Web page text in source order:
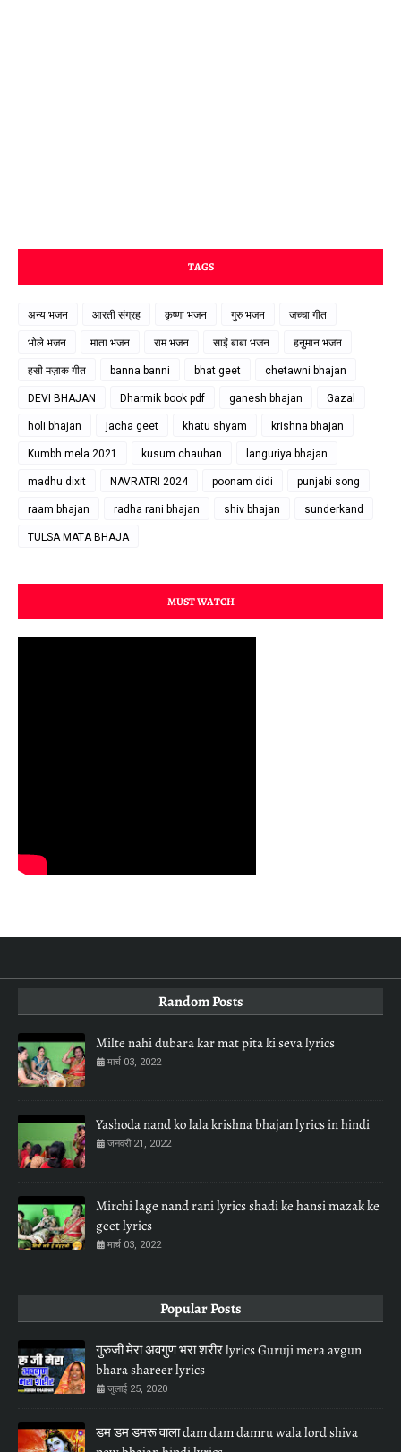
TAGS
अन्य भजन आरती संग्रह कृष्णा भजन गुरु भजन जच्चा गीत
भोले भजन माता भजन राम भजन साईं बाबा भजन हनुमान भजन
हसी मज़ाक गीत banna banni bhat geet chetawni bhajan
DEVI BHAJAN Dharmik book pdf ganesh bhajan Gazal
holi bhajan jacha geet khatu shyam krishna bhajan
Kumbh mela 2021 kusum chauhan languriya bhajan
madhu dixit NAVRATRI 2024 poonam didi punjabi song
raam bhajan radha rani bhajan shiv bhajan sunderkand
TULSA MATA BHAJA
MUST WATCH
Random Posts
Milte nahi dubara kar mat pita ki seva lyrics
मार्च 03, 2022
Yashoda nand ko lala krishna bhajan lyrics in hindi
जनवरी 21, 2022
Mirchi lage nand rani lyrics shadi ke hansi mazak ke
geet lyrics
मार्च 03, 2022
Popular Posts
गुरुजी मेरा अवगुण भरा शरीर lyrics Guruji mera avgun
bhara shareer lyrics
जुलाई 25, 2020
डम डम डमरू वाला dam dam damru wala lord shiva